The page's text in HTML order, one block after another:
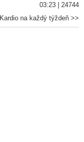
03:23 | 24744
Kardio na každý týždeň >>